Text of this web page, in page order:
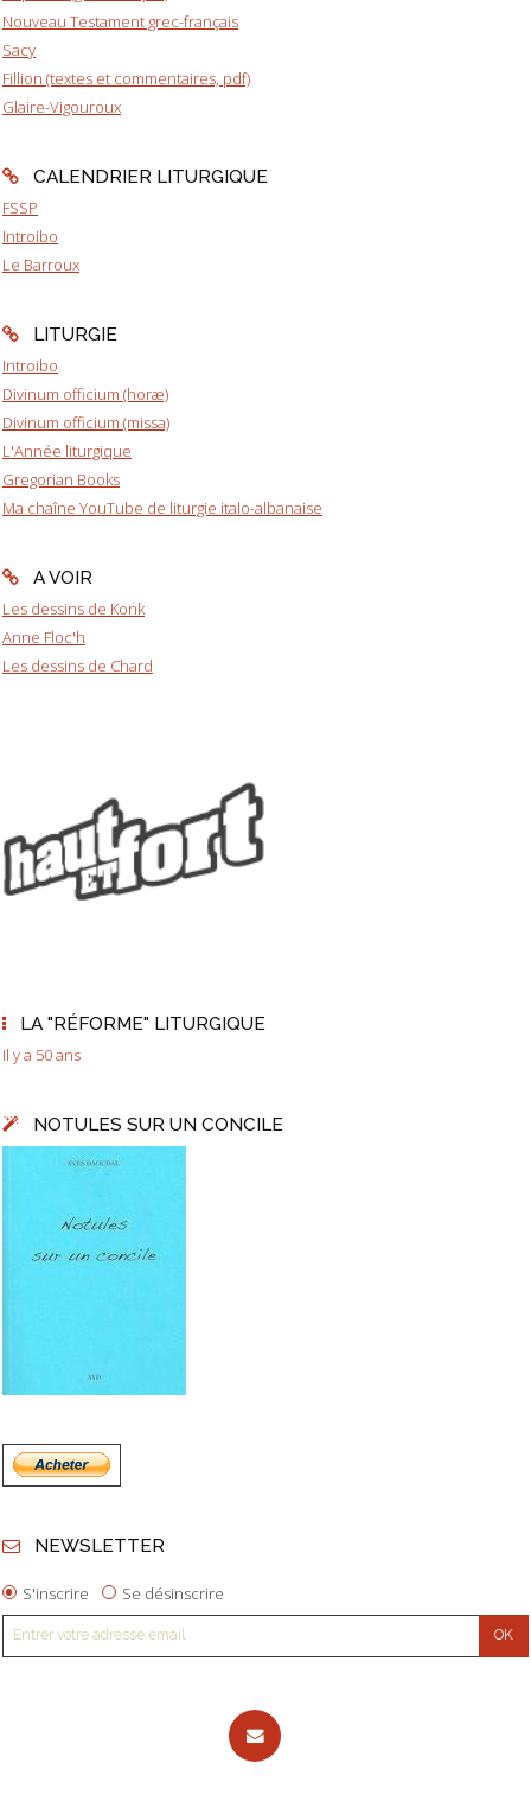
Nouveau Testament grec-français
Sacy
Fillion (textes et commentaires, pdf)
Glaire-Vigouroux
CALENDRIER LITURGIQUE
FSSP
Introibo
Le Barroux
LITURGIE
Introibo
Divinum officium (horæ)
Divinum officium (missa)
L'Année liturgique
Gregorian Books
Ma chaîne YouTube de liturgie italo-albanaise
A VOIR
Les dessins de Konk
Anne Floc'h
Les dessins de Chard
LA "RÉFORME" LITURGIQUE
Il y a 50 ans
NOTULES SUR UN CONCILE
NEWSLETTER
S'inscrire Se désinscrire